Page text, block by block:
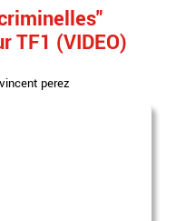
TF1 (VIDEO)
vincent perez